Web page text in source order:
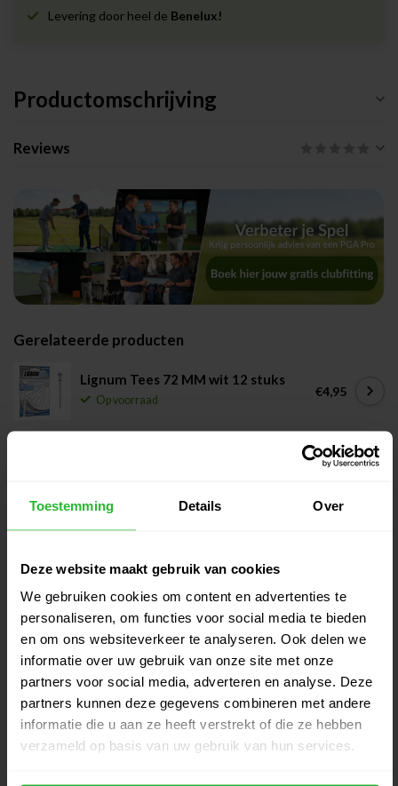
Toestemming Details Over
Deze website maakt gebruik van cookies
We gebruiken cookies om content en advertenties te
personaliseren, om functies voor social media te bieden
en om ons websiteverkeer te analyseren. Ook delen we
informatie over uw gebruik van onze site met onze
partners voor social media, adverteren en analyse. Deze
partners kunnen deze gegevens combineren met andere
informatie die u aan ze heeft verstrekt of die ze hebben
verzameld op basis van uw gebruik van hun services.
Levering door heel de Benelux!
Productomschrijving
Reviews
Gerelateerde producten
Lignum Tees 72 MM wit 12 stuks
Op voorraad
€4,95
Op voorraad
Legend Winter rubber tees set van
4
Op voorraad
€4,95